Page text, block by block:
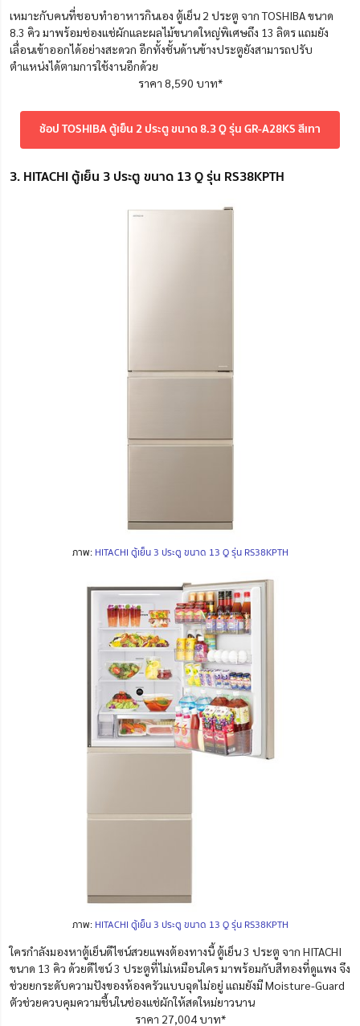
เหมาะกับคนที่ชอบทำอาหารกินเอง ตู้เย็น 2 ประตู จาก TOSHIBA ขนาด
8.3 คิว มาพร้อมช่องแช่ผักและผลไม้ขนาดใหญ่พิเศษถึง 13 ลิตร แถมยัง
เลื่อนเข้าออกได้อย่างสะดวก อีกทั้งชั้นด้านข้างประตูยังสามารถปรับ
ตำแหน่งได้ตามการใช้งานอีกด้วย
ราคา 8,590 บาท*
ช้อป TOSHIBA ตู้เย็น 2 ประตู ขนาด 8.3 Q รุ่น GR-A28KS สีเทา
3. HITACHI ตู้เย็น 3 ประตู ขนาด 13 Q รุ่น RS38KPTH
ภาพ: HITACHI ตู้เย็น 3 ประตู ขนาด 13 Q รุ่น RS38KPTH
ภาพ: HITACHI ตู้เย็น 3 ประตู ขนาด 13 Q รุ่น RS38KPTH
ใครกำลังมองหาตู้เย็นดีไซน์สวยแพงต้องทางนี้ ตู้เย็น 3 ประตู จาก HITACHI
ขนาด 13 คิว ด้วยดีไซน์ 3 ประตูที่ไม่เหมือนใคร มาพร้อมกับสีทองที่ดูแพง จึง
ช่วยยกระดับความปังของห้องครัวแบบฉุดไม่อยู่ แถมยังมี Moisture-Guard
ตัวช่วยควบคุมความชื้นในช่องแช่ผักให้สดใหม่ยาวนาน
ราคา 27,004 บาท*